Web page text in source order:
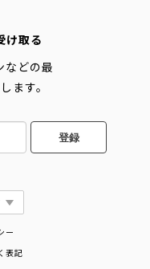
け取る
などの最
ます。
登録
ー
表記